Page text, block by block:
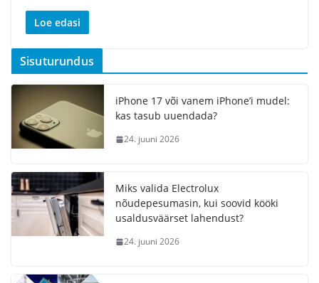
Loe edasi
Sisuturundus
iPhone 17 või vanem iPhone’i mudel:
kas tasub uuendada?
24. juuni 2026
Miks valida Electrolux
nõudepesumasin, kui soovid kööki
usaldusväärset lahendust?
24. juuni 2026